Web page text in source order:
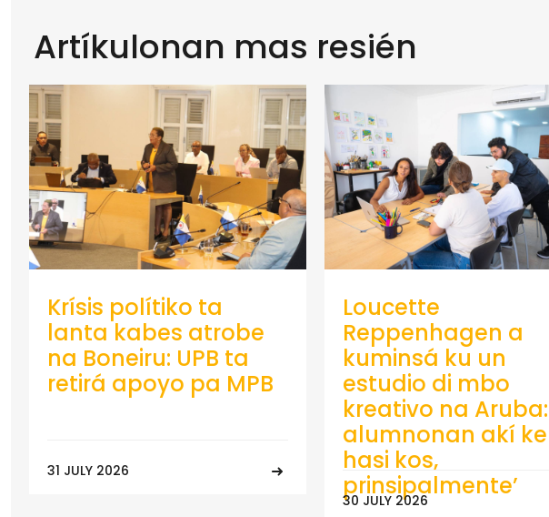
Artíkulonan mas resién
Krísis polítiko ta
lanta kabes atrobe
na Boneiru: UPB ta
retirá apoyo pa MPB
31 JULY 2026
Loucette
Reppenhagen a
kuminsá ku un
estudio di mbo
kreativo na Aruba:
alumnonan akí ke
hasi kos,
prinsipalmente’
30 JULY 2026